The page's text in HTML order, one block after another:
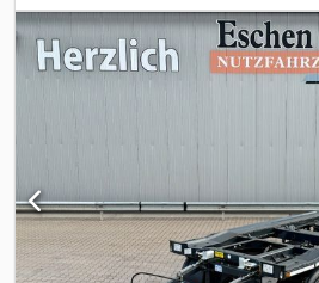
raktérmagasság:1 200 mm, Jármű
felépítmény. Felépítmény: 3 tengelyes
hidraulikus hátsó ajtó. Tetővédő. A
információk jellegükből adódóan nem
változtatások, az előzetes értékesítés